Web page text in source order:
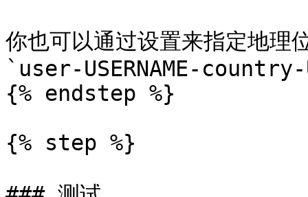
你也可以通过设置来指定地
`user-USERNAME-
{% endstep %}
{% step %}